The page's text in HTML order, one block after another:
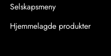
Selskapsmeny
Hjemmelagde produkter